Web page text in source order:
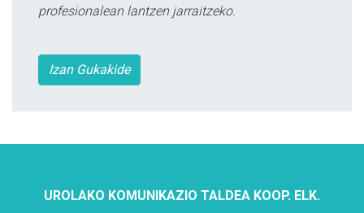
profesionalean lantzen jarraitzeko.
Izan Gukakide
UROLAKO KOMUNIKAZIO TALDEA KOOP. ELK.